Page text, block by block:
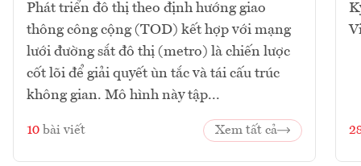
Phát triển đô thị theo định hướng giao
thông công cộng (TOD) kết hợp với mạng
lưới đường sắt đô thị (metro) là chiến lược
cốt lõi để giải quyết ùn tắc và tái cấu trúc
không gian. Mô hình này tập...
10 bài viết Xem tất cả